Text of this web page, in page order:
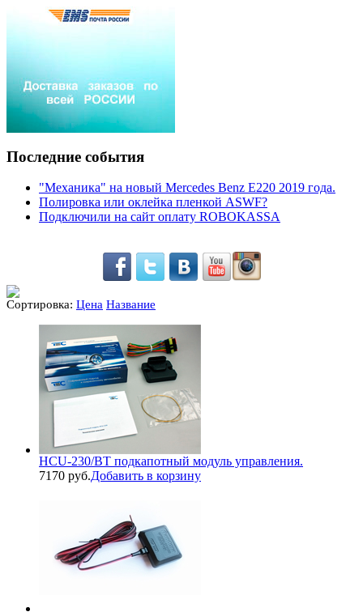
Последние события
"Механика" на новый Mercedes Benz E220 2019 года.
Полировка или оклейка пленкой ASWF?
Подключили на сайт оплату ROBOKASSA
Сортировка: Цена Название
HCU-230/BT подкапотный модуль управления.
7170 руб.Добавить в корзину